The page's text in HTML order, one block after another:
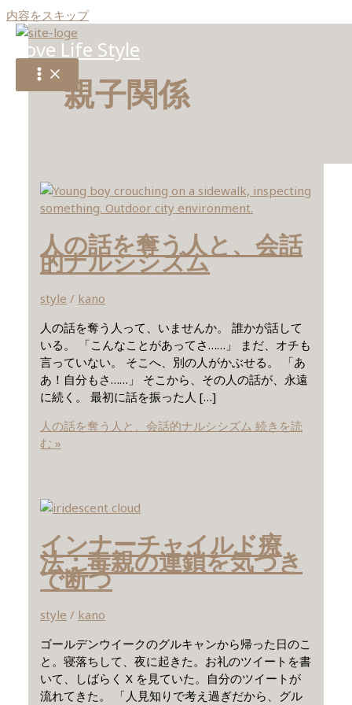
内容をスキップ
Love Life Style
親子関係
人の話を奪う人と、会話
的ナルシシズム
style / kano
人の話を奪う人って、いませんか。 誰かが話して
いる。 「こんなことがあってさ……」 まだ、オチも
言っていない。 そこへ、別の人がかぶせる。 「あ
あ！自分もさ……」 そこから、その人の話が、永遠
に続く。 最初に話を振った人 […]
人の話を奪う人と、会話的ナルシシズム 続きを読
む »
インナーチャイルド療
法：毒親の連鎖を気づき
で断つ
style / kano
ゴールデンウイークのグルキャンから帰った日のこ
と。寝落ちして、夜に起きた。お礼のツイートを書
いて、しばらく X を見ていた。自分のツイートが
流れてきた。 「人見知りで考え過ぎだから、グル